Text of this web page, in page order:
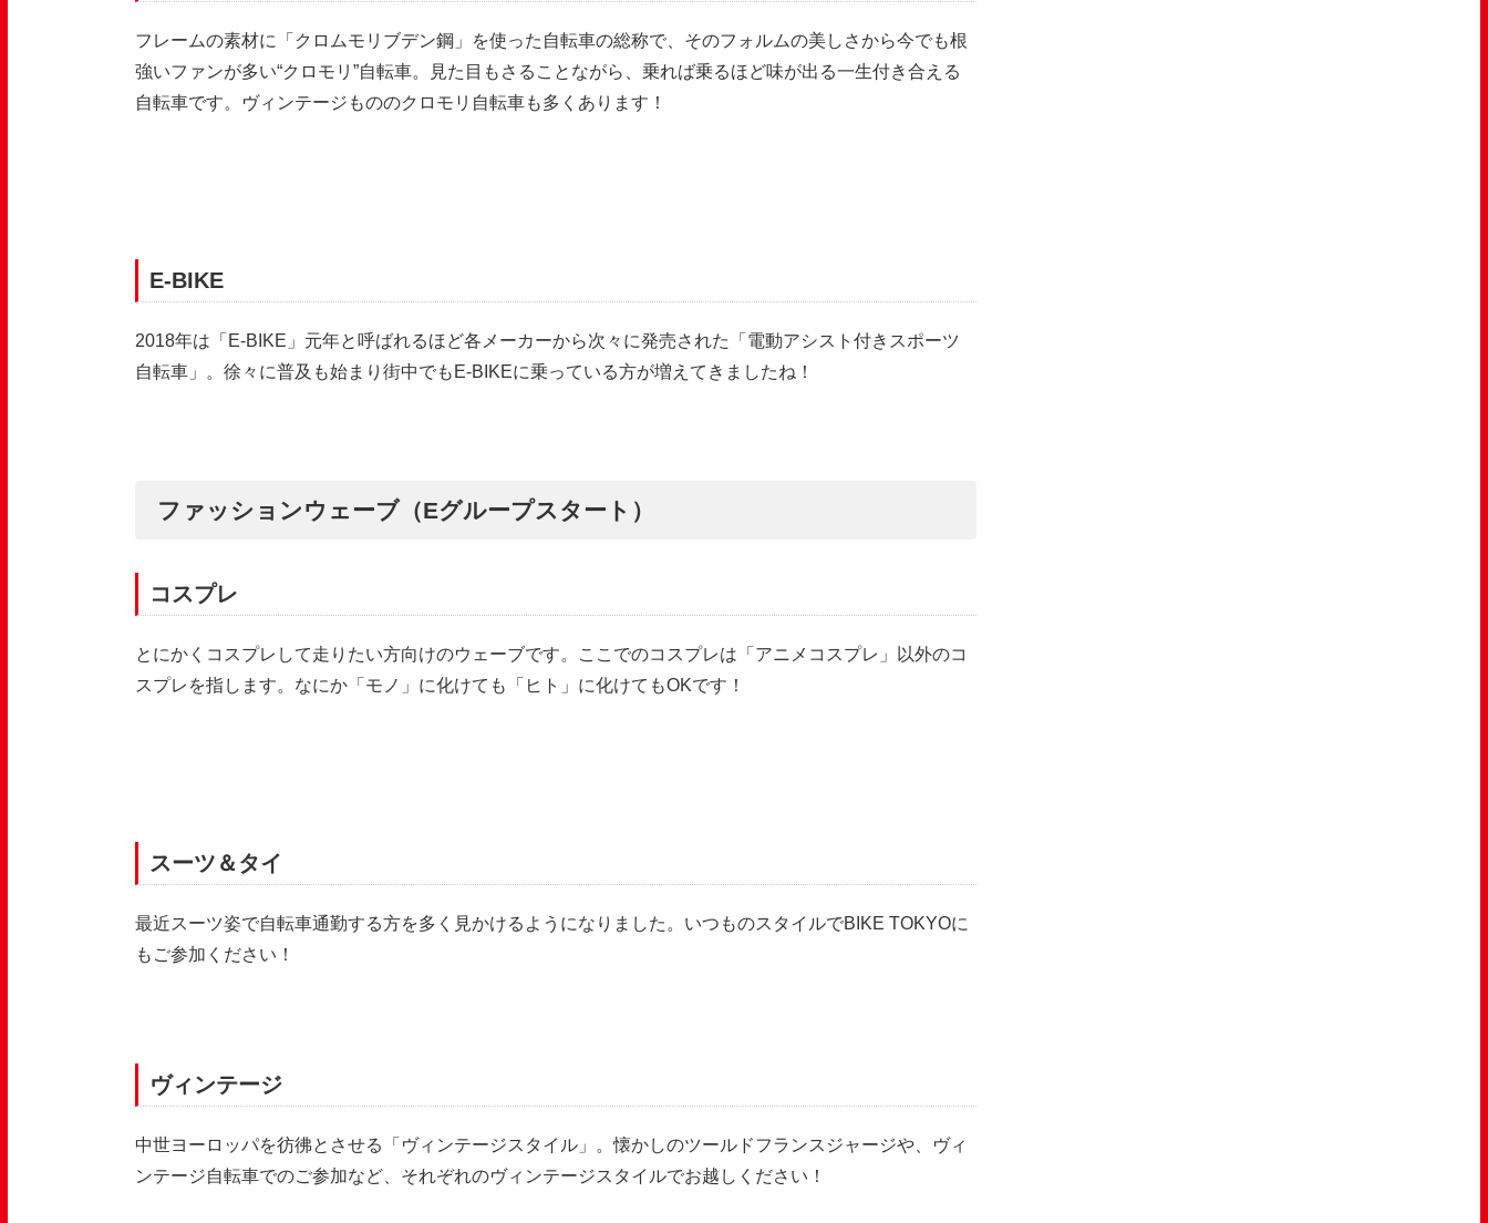
フレームの素材に「クロムモリブデン鋼」を使った自転車の総称で、そのフォルムの美しさから今でも根
強いファンが多い“クロモリ”自転車。見た目もさることながら、乗れば乗るほど味が出る一生付き合える
自転車です。ヴィンテージもののクロモリ自転車も多くあります！
E-BIKE
2018年は「E-BIKE 」元年と呼ばれるほど各メーカーから次々に発売された「電動アシスト付きスポーツ
自転車」。徐々に普及も始まり街中でもE-BIKEに乗っている方が増えてきましたね！
ファッションウェーブ（Eグループスタート）
コスプレ
とにかくコスプレして走りたい方向けのウェーブです。ここでのコスプレは「アニメコスプレ」以外のコ
スプレを指します。なにか「モノ」に化けても「ヒト」に化けてもOKです！
スーツ＆タイ
最近スーツ姿で自転車通勤する方を多く見かけるようになりました。いつものスタイルでBIKE TOKYOに
もご参加ください！
ヴィンテージ
中世ヨーロッパを彷彿とさせる「ヴィンテージスタイル」。懐かしのツールドフランスジャージや、ヴィ
ンテージ自転車でのご参加など、それぞれのヴィンテージスタイルでお越しください！